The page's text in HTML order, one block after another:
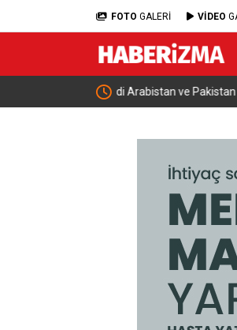
FOTO GALERİ VİDEO
İki otomobil çarpıştı, 4